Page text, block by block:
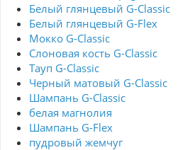
Белый глянцевый G-Classic
Белый глянцевый G-Flex
Мокко G-Classic
Слоновая кость G-Classic
Тауп G-Classic
Черный матовый G-Classic
Шампань G-Classic
белая магнолия
Шампань G-Flex
пудровый жемчуг